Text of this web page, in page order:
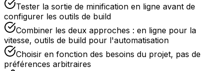
Tester la sortie de minification en ligne avant de
configurer les outils de build
Combiner les deux approches : en ligne pour la
vitesse, outils de build pour l'automatisation
Choisir en fonction des besoins du projet, pas de
préférences arbitraires